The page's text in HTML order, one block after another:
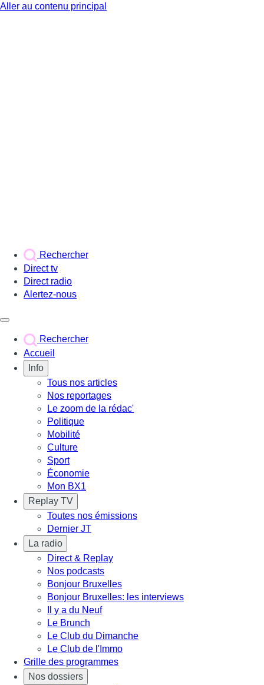
Aller au contenu principal
Rechercher
Direct tv
Direct radio
Alertez-nous
Rechercher
Accueil
Info
Tous nos articles
Nos reportages
Le zoom de la rédac'
Politique
Mobilité
Culture
Sport
Économie
Mon BX1
Replay TV
Toutes nos émissions
Dernier JT
La radio
Direct & Replay
Nos podcasts
Bonjour Bruxelles
Bonjour Bruxelles: les interviews
Il y a du Neuf
Le Brunch
Le Club du Dimanche
Le Club de l'Immo
Grille des programmes
Nos dossiers